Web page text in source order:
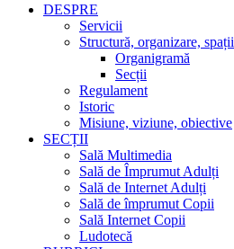
DESPRE
Servicii
Structură, organizare, spații
Organigramă
Secții
Regulament
Istoric
Misiune, viziune, obiective
SECȚII
Sală Multimedia
Sală de Împrumut Adulți
Sală de Internet Adulți
Sală de împrumut Copii
Sală Internet Copii
Ludotecă